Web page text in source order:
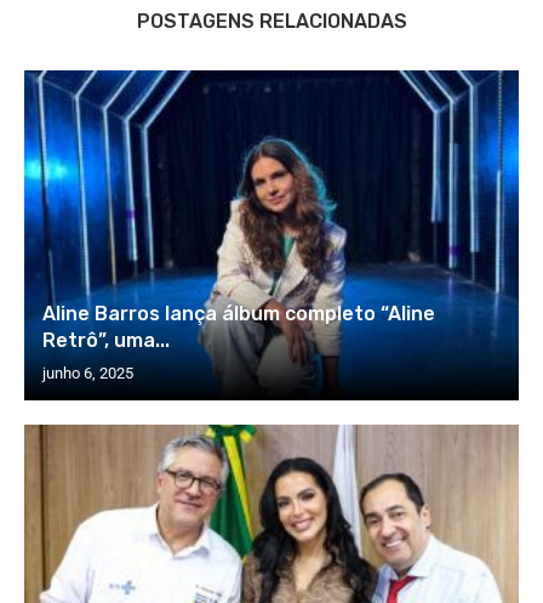
POSTAGENS RELACIONADAS
Aline Barros lança álbum completo “Aline
Retrô”, uma...
junho 6, 2025